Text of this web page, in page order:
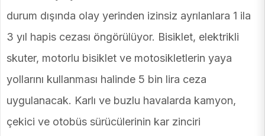
durum dışında olay yerinden izinsiz ayrılanlara 1 ila
3 yıl hapis cezası öngörülüyor. Bisiklet, elektrikli
skuter, motorlu bisiklet ve motosikletlerin yaya
yollarını kullanması halinde 5 bin lira ceza
uygulanacak. Karlı ve buzlu havalarda kamyon,
çekici ve otobüs sürücülerinin kar zinciri